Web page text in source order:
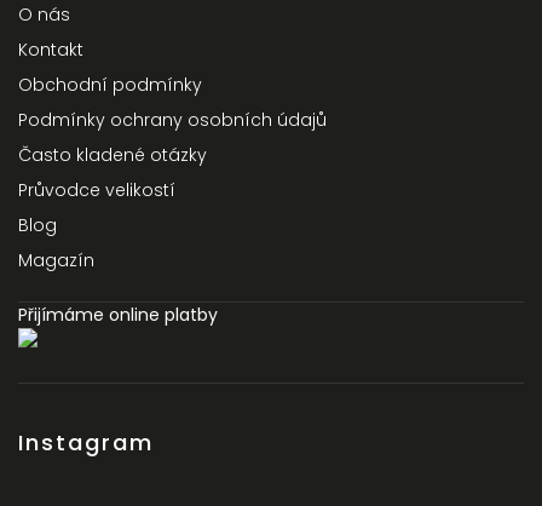
O nás
Kontakt
Obchodní podmínky
Podmínky ochrany osobních údajů
Často kladené otázky
Průvodce velikostí
Blog
Magazín
Přijímáme online platby
Instagram